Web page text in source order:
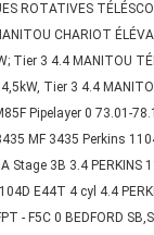
ROTATIVES
CHARIOT
Tier 3 4.4 MANITOU
Tier 3 4.4
Pipelayer 0 73.01-
MF 3435 Perkins
Stage 3B 3.4
E44T 4 cyl 4.4
- F5C 0 BEDFORD